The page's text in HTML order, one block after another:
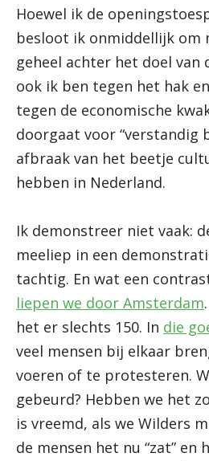
Hoewel ik de
besloot ik onmiddellijk om
geheel achter het doel van
ook ik ben tegen het hak
tegen de economische
doorgaat voor “verstandig
afbraak van het beetje
hebben in Nederland.
Ik demonstreer niet vaak:
meeliep in een
tachtig. En wat een
liepen we door Amsterdam
het er slechts 150. In die
veel mensen bij elkaar
voeren of te protesteren.
gebeurd? Hebben we het
is vreemd, als we Wilders
de mensen het nu “zat” en